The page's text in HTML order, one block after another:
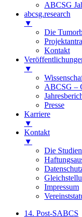
ABCSG
abcsg.research
▼
Die
Kontakt
▼
ABCSG –
Presse
Karriere
▼
Kontakt
▼
Die
Impressum
14. Post-SABCS